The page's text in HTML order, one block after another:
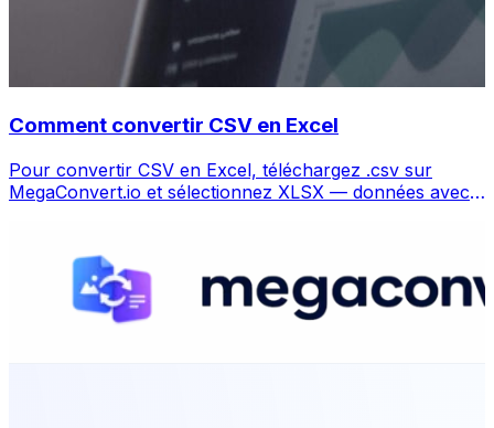
Comment convertir CSV en Excel
Pour convertir CSV en Excel, téléchargez .csv sur
MegaConvert.io et sélectionnez XLSX — données avec